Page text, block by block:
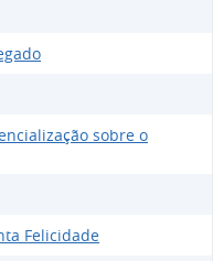
sobre o
Felicidade